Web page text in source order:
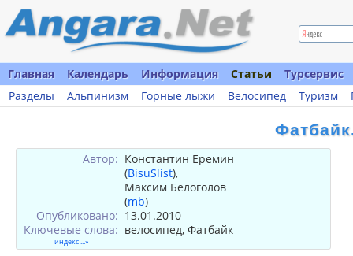
Главная Календарь Информация Статьи
Турсервис
Разделы
Альпинизм Горные лыжи Велосипед Туризм
Автор: Константин Еремин
(BisuSlist),
Максим Белоголов
(mb)
Опубликовано: 13.01.2010
Ключевые слова:
индекс ...»
велосипед, Фатбайк